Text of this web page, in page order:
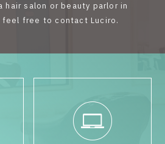
hair salon or beauty parlor in
feel free to contact Luciro.